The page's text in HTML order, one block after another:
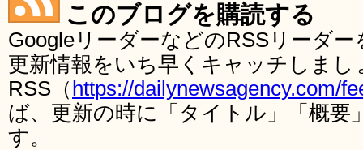
このブログを購読する
GoogleリーダーなどのRSSリーダ
更新情報をいち早くキャッチしま
RSS（ https://dailynewsagency.com/
ば、更新の時に「タイトル」「概要
す。